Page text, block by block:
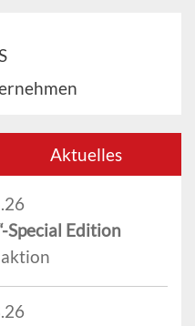
Aktuelles
Special Edition